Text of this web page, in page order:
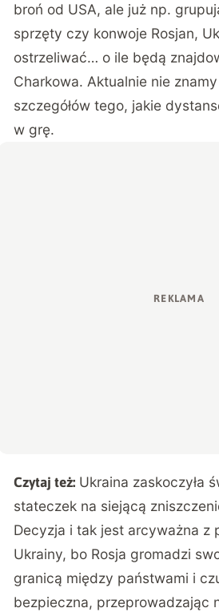
broń od USA, ale już np.
sprzęty czy konwoje Rosjan,
ostrzeliwać… o ile będą
Charkowa. Aktualnie nie
szczegółów tego, jakie
w grę.
Czytaj też: Ukraina zaskoczyła
stateczek na siejącą
Decyzja i tak jest arcyważna z
Ukrainy, bo Rosja gromadzi
granicą między państwami i
bezpieczna, przeprowadzając